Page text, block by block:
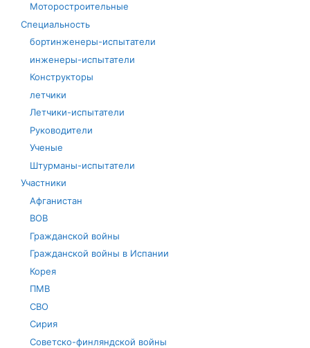
Моторостроительные
Специальность
бортинженеры-испытатели
инженеры-испытатели
Конструкторы
летчики
Летчики-испытатели
Руководители
Ученые
Штурманы-испытатели
Участники
Афганистан
ВОВ
Гражданской войны
Гражданской войны в Испании
Корея
ПМВ
СВО
Сирия
Советско-финляндской войны